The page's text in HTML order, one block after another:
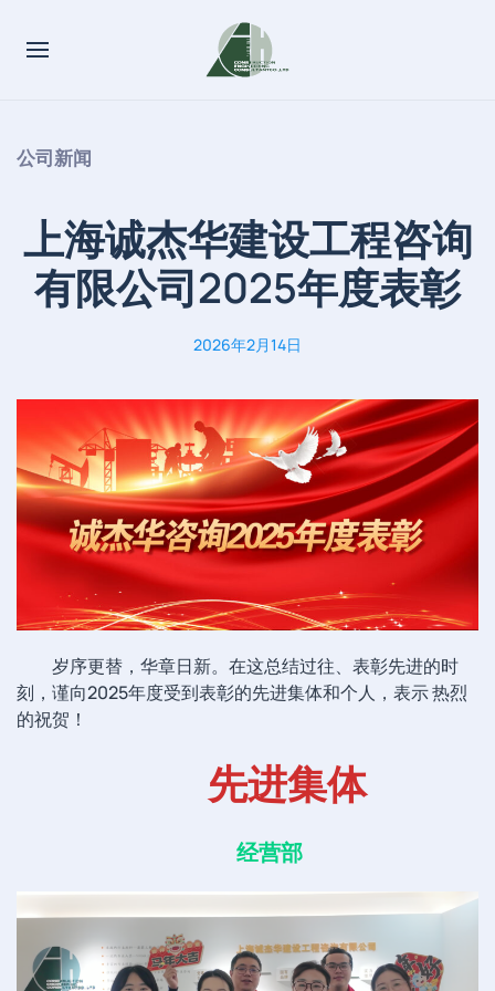
公司新闻
上海诚杰华建设工程咨询
有限公司2025年度表彰
2026年2月14日
岁序更替，华章日新。在这总结过往、表彰先进的时
刻，谨向2025年度受到表彰的先进集体和个人，表示 热烈
的祝贺！
先进集体
经营部